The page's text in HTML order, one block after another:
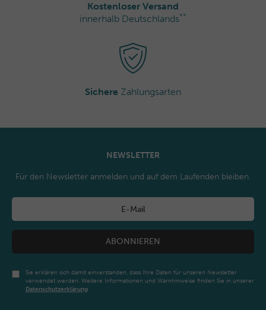
Kostenloser Versand
innerhalb Deutschlands**
Sichere Zahlungsarten
NEWSLETTER
Für den Newsletter anmelden und auf dem Laufenden bleiben.
ABONNIEREN
Sie erklären sich damit einverstanden, dass Ihre Daten für unseren Newsletter
verwendet werden. Weitere Informationen und Warnhinweise finden Sie in unserer
Daten­schutz­erklärung